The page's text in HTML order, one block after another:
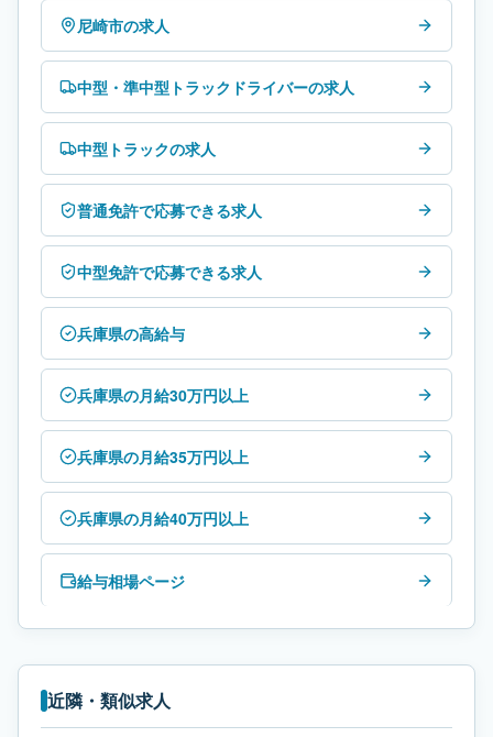
尼崎市の求人
中型・準中型トラックドライバーの求人
中型トラックの求人
普通免許で応募できる求人
中型免許で応募できる求人
兵庫県の高給与
兵庫県の月給30万円以上
兵庫県の月給35万円以上
兵庫県の月給40万円以上
給与相場ページ
近隣・類似求人